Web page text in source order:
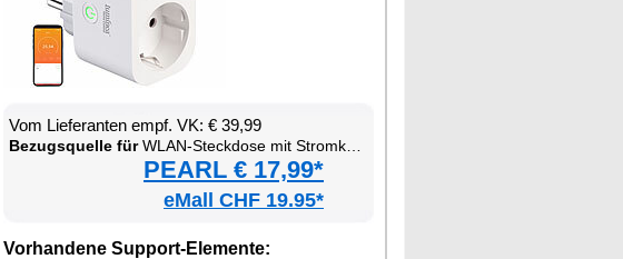
Vom Lie­fe­ran­ten empf. VK: € 39,99
Be­zugs­quel­le fürWLAN-Steck­do­se mit Strom­kos­ten-Mess­funk­ti­on und USB
PEARL € 17,99*
eMall CHF 19.95*
Vor­han­de­ne Sup­port-Ele­men­te: